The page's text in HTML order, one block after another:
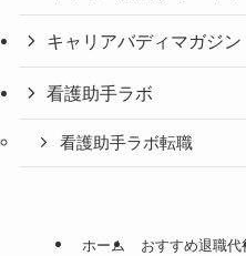
キャリアバディマガジン
看護助手ラボ
看護助手ラボ転職
ホーム おすすめ退職代